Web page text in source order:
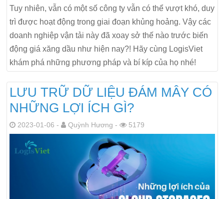
Tuy nhiên, vẫn có một số công ty vẫn có thể vượt khó, duy
trì được hoạt động trong giai đoạn khủng hoảng. Vậy các
doanh nghiệp vận tải này đã xoay sở thế nào trước biến
động giá xăng dầu như hiện nay?! Hãy cùng LogisViet
khám phá những phương pháp và bí kíp của họ nhé!
LƯU TRỮ DỮ LIỆU ĐÁM MÂY CÓ
NHỮNG LỢI ÍCH GÌ?
2023-01-06 - Quỳnh Hương - 5179